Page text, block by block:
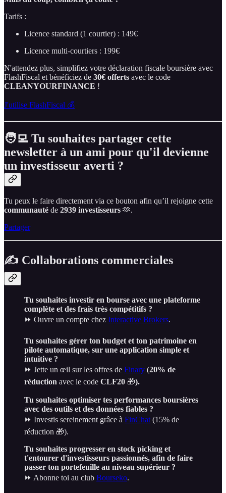
Tarifs :
Licence standard (1 courtier) : 149€
Licence multi-courtiers : 199€
N'attendez plus, simplifiez votre déclaration fiscale boursière avec
FlashFiscal et bénéficiez de 30€ offerts avec le code
CLEANYOURFINANCE !
J'utilise FlashFiscal 💰
🧑‍💻 Tu souhaites partager cette
newsletter à un ami pour qu'il devienne
un investisseur averti ?
Tu peux le faire directement via ce bouton afin qu’il rejoigne cette
communauté de 2939 investisseurs 🫶.
Partager
✍️ Collaborations commerciales
Tu souhaites investir en bourse avec une plateforme
complète et des frais très compétitifs ?
⏩ Ouvre un compte chez Interactive Brokers.
Tu souhaites gérer ton budget et ton patrimoine en
pilote automatique, sur une application simple et
intuitive ?
⏩ Jette un œil sur les offres de Finary (20% de
réduction avec le code CLF20 🎁).
Tu souhaites optimiser tes performances boursières
avec des outils et des données fiables ?
⏩ Investis sereinement grâce à FinChat (15% de
réduction 🎁).
Tu souhaites progresser en stock picking et
t'entourer d'investisseurs passionnés, afin de faire
passer ton portefeuille au niveau supérieur ?
⏩ Abonne toi au club Bourseko.